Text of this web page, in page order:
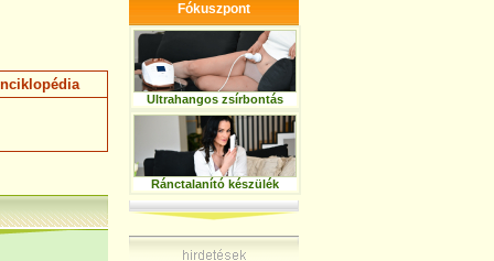
Fókuszpont
Ultrahangos zsírbontás
Ránctalanító készülék